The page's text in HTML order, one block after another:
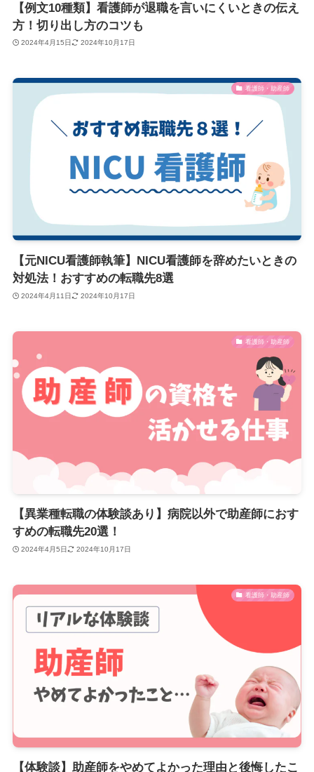
【例文10種類】看護師が退職を言いにくいときの伝え
方！切り出し方のコツも
2024年4月15日 2024年10月17日
看護師・助産師
【元NICU看護師執筆】NICU看護師を辞めたいときの
対処法！おすすめの転職先8選
2024年4月11日 2024年10月17日
看護師・助産師
【異業種転職の体験談あり】病院以外で助産師におす
すめの転職先20選！
2024年4月5日 2024年10月17日
看護師・助産師
【体験談】助産師をやめてよかった理由と後悔したこ